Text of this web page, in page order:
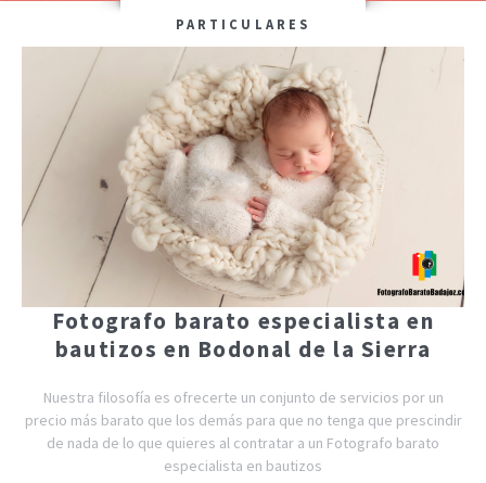
PARTICULARES
Fotografo barato especialista en
bautizos en Bodonal de la Sierra
Nuestra filosofía es ofrecerte un conjunto de servicios por un
precio más barato que los demás para que no tenga que prescindir
de nada de lo que quieres al contratar a un Fotografo barato
especialista en bautizos